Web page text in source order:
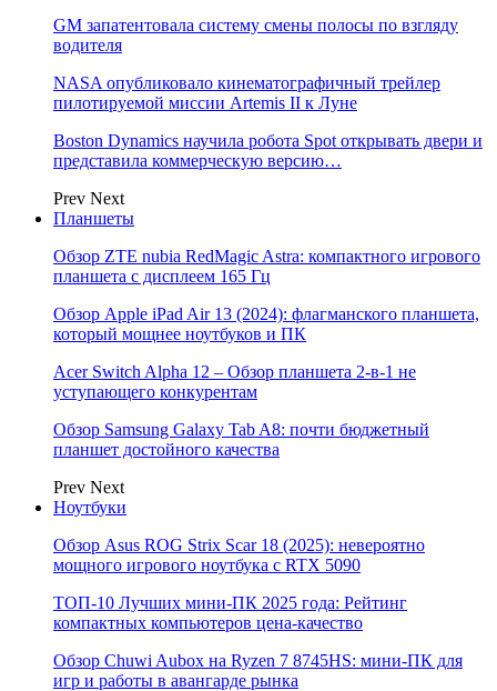
GM запатентовала систему смены полосы по взгляду
водителя
NASA опубликовало кинематографичный трейлер
пилотируемой миссии Artemis II к Луне
Boston Dynamics научила робота Spot открывать двери и
представила коммерческую версию…
Prev Next
Планшеты
Обзор ZTE nubia RedMagic Astra: компактного игрового
планшета с дисплеем 165 Гц
Обзор Apple iPad Air 13 (2024): флагманского планшета,
который мощнее ноутбуков и ПК
Acer Switch Alpha 12 – Обзор планшета 2-в-1 не
уступающего конкурентам
Обзор Samsung Galaxy Tab A8: почти бюджетный
планшет достойного качества
Prev Next
Ноутбуки
Обзор Asus ROG Strix Scar 18 (2025): невероятно
мощного игрового ноутбука с RTX 5090
ТОП-10 Лучших мини-ПК 2025 года: Рейтинг
компактных компьютеров цена-качество
Обзор Chuwi Aubox на Ryzen 7 8745HS: мини-ПК для
игр и работы в авангарде рынка